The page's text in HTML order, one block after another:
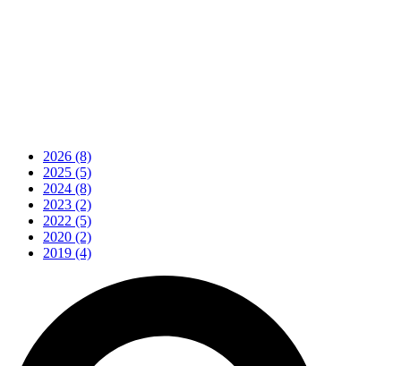
2026 (8)
2025 (5)
2024 (8)
2023 (2)
2022 (5)
2020 (2)
2019 (4)